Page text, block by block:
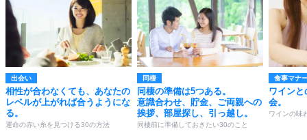
出会い
相性が合わなくても、あなたの
レベルが上がれば合うようにな
る。
運命の赤い糸を見つける30の方法
同棲
同棲の準備は5つある。
意識合わせ、貯金、ご両親への
挨拶、部屋探し、引っ越し。
同棲前に準備しておきたい30のこと
食事マナ
ワインと
会。
ワインの味